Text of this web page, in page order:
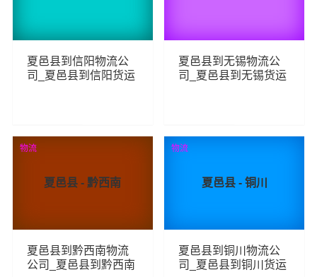
夏邑县到信阳物流公
司_夏邑县到信阳货运
93 查看详细
夏邑县到无锡物流公
司_夏邑县到无锡货运
77 查看详细
夏邑县 - 黔西南
夏邑县到黔西南物流
公司_夏邑县到黔西南
物流
夏邑县 - 铜川
夏邑县到铜川物流公
司_夏邑县到铜川货运
物流